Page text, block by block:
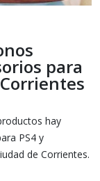
para
hay
PS4 y
de Corrientes.